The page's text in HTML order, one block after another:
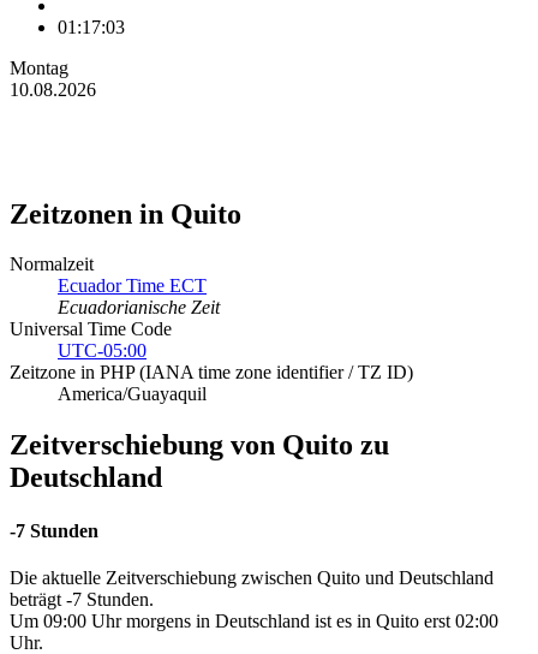
01:17:03
Montag
10.08.2026
Zeitzonen in Quito
Normalzeit
Ecuador Time ECT
Ecuadorianische Zeit
Universal Time Code
UTC-05:00
Zeitzone in PHP (IANA time zone identifier / TZ ID)
America/Guayaquil
Zeitverschiebung von Quito zu
Deutschland
-7 Stunden
Die aktuelle Zeitverschiebung zwischen Quito und Deutschland
beträgt -7 Stunden.
Um 09:00 Uhr morgens in Deutschland ist es in Quito erst 02:00
Uhr.